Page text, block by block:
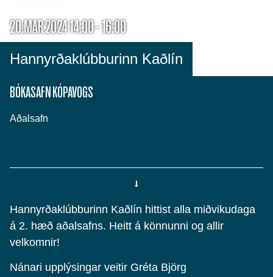
20.MAR 2024 14:00 - 16:00
Hannyrðaklúbburinn Kaðlín
BÓKASAFN KÓPAVOGS
Aðalsafn
Hannyrðaklúbburinn Kaðlín hittist alla miðvikudaga
á 2. hæð aðalsafns. Heitt á könnunni og allir
velkomnir!
Nánari upplýsingar veitir Gréta Björg